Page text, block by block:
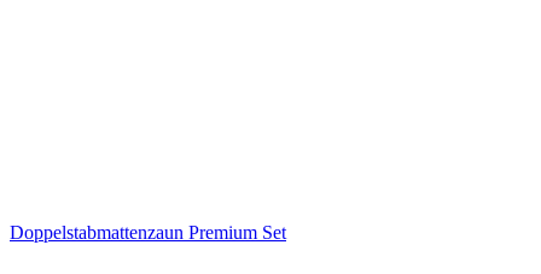
Doppelstabmattenzaun Premium Set